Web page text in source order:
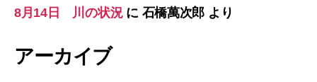
8月14日 川の状況に 石橋萬次郎 より
アーカイブ